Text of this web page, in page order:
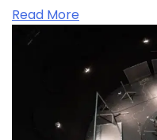
Read More